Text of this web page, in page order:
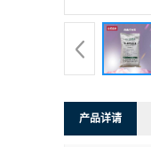
产品详请